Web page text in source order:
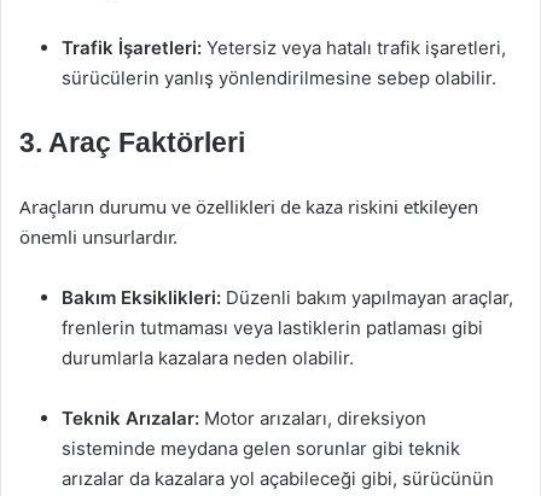
Trafik İşaretleri: Yetersiz veya hatalı trafik işaretleri,
sürücülerin yanlış yönlendirilmesine sebep olabilir.
3. Araç Faktörleri
Araçların durumu ve özellikleri de kaza riskini etkileyen
önemli unsurlardır.
Bakım Eksiklikleri: Düzenli bakım yapılmayan araçlar,
frenlerin tutmaması veya lastiklerin patlaması gibi
durumlarla kazalara neden olabilir.
Teknik Arızalar: Motor arızaları, direksiyon
sisteminde meydana gelen sorunlar gibi teknik
arızalar da kazalara yol açabileceği gibi, sürücünün